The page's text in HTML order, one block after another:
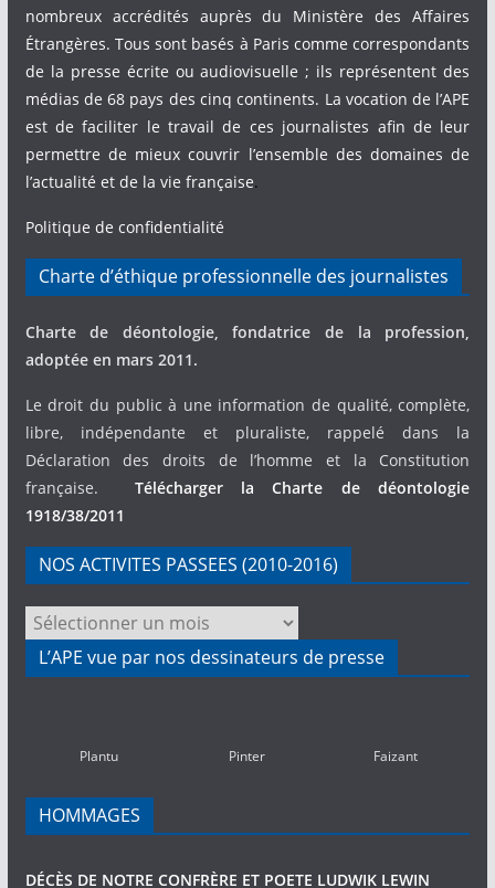
nombreux accrédités auprès du Ministère des Affaires
Étrangères. Tous sont basés à Paris comme correspondants
de la presse écrite ou audiovisuelle ; ils représentent des
médias de 68 pays des cinq continents. La vocation de l’APE
est de faciliter le travail de ces journalistes afin de leur
permettre de mieux couvrir l’ensemble des domaines de
l’actualité et de la vie française.
Politique de confidentialité
Charte d’éthique professionnelle des journalistes
Charte de déontologie, fondatrice de la profession,
adoptée en mars 2011.
Le droit du public à une information de qualité, complète,
libre, indépendante et pluraliste, rappelé dans la
Déclaration des droits de l’homme et la Constitution
française. Télécharger la Charte de déontologie
1918/38/2011
NOS ACTIVITES PASSEES (2010-2016)
NOS
ACTIVITES
PASSEES
L’APE vue par nos dessinateurs de presse
Plantu Pinter Faizant
HOMMAGES
DÉCÈS DE NOTRE CONFRÈRE ET POETE LUDWIK LEWIN